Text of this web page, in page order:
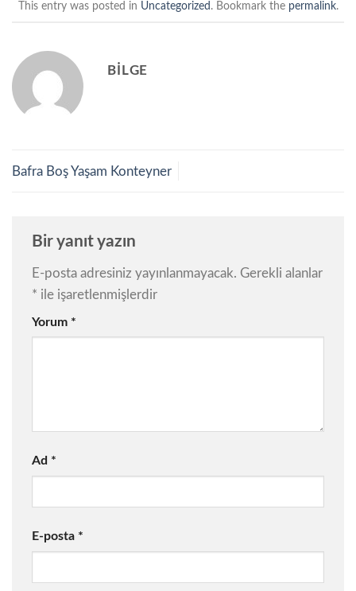
This entry was posted in Uncategorized . Bookmark the permalink.
BILGE
Bafra Boş Yaşam Konteyner
Bir yanıt yazın
E-posta adresiniz yayınlanmayacak. Gerekli alanlar
* ile işaretlenmişlerdir
Yorum *
Ad *
E-posta *